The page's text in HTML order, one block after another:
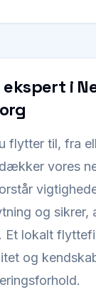
ekspert i
flytter til, fra
vores
og sikrer,
Et lokalt
og